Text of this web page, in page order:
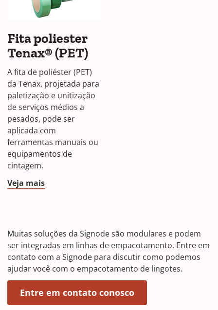
Fita poliester
Tenax® (PET)
A fita de poliéster (PET)
da Tenax, projetada para
paletização e unitização
de serviços médios a
pesados, pode ser
aplicada com
ferramentas manuais ou
equipamentos de
cintagem.
Veja mais
Muitas soluções da Signode são modulares e podem
ser integradas em linhas de empacotamento. Entre em
contato com a Signode para discutir como podemos
ajudar você com o empacotamento de lingotes.
Entre em contato conosco(abre em uma
(Opens in a new